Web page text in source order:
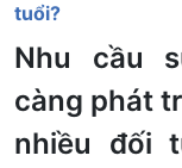
tuổi?
Nhu cầu
càng phát
nhiều đối